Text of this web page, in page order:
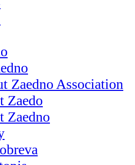
Zaedno Association
Zaedo
Zaedno